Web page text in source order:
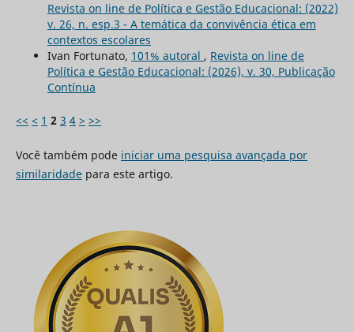
Revista on line de Política e Gestão Educacional: (2022)
v. 26, n. esp.3 - A temática da convivência ética em
contextos escolares
Ivan Fortunato, 101% autoral , Revista on line de
Política e Gestão Educacional: (2026), v. 30, Publicação
Contínua
<< < 1 2 3 4 > >>
Você também pode iniciar uma pesquisa avançada por
similaridadepara este artigo.